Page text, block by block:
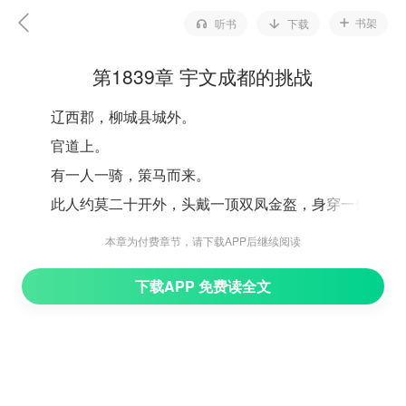
听书 下载 书架
第1839章 宇文成都的挑战
辽西郡，柳城县城外。
官道上。
有一人一骑，策马而来。
此人约莫二十开外，头戴一顶双凤金盔，身穿一件锁
子黄金甲，坐下一匹能行千里黄花马，国字脸，剑眉朗
此人不是别人，赫然是宇文成都。
本章为付费章节，请下载APP后继续阅读
下载APP 免费读全文